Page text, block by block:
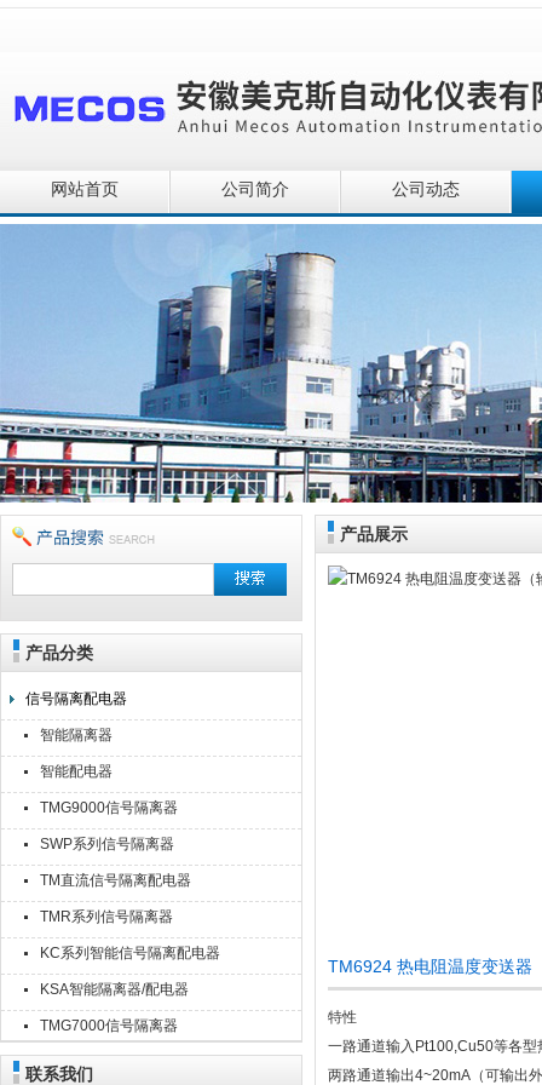
安徽美克斯自动化仪表有限公司
网站首页 公司简介 公司动态
产品分类
信号隔离配电器
智能隔离器
智能配电器
TMG9000信号隔离器
SWP系列信号隔离器
TM直流信号隔离配电器
TMR系列信号隔离器
KC系列智能信号隔离配电器
KSA智能隔离器/配电器
TMG7000信号隔离器
联系我们
产品展示
TM6924 热电阻温度变送器
特性
一路通道输入Pt100,Cu50等各
两路通道输出4~20mA（可输出